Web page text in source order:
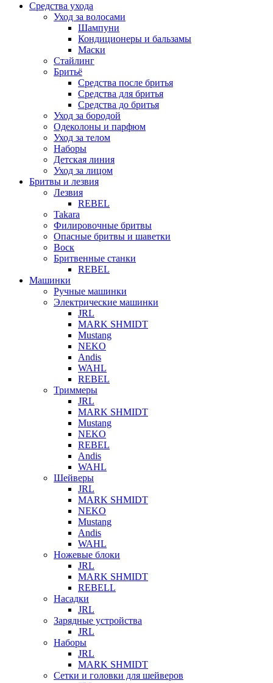
Средства ухода
Уход за волосами
Шампуни
Кондиционеры и бальзамы
Маски
Стайлинг
Бритьё
Средства после бритья
Средства для бритья
Средства до бритья
Уход за бородой
Одеколоны и парфюм
Уход за телом
Наборы
Детская линия
Уход за лицом
Бритвы и лезвия
Лезвия
REBEL
Takara
Филировочные бритвы
Опасные бритвы и шаветки
Воск
Бритвенные станки
REBEL
Машинки
Ручные машинки
Электрические машинки
JRL
MARK SHMIDT
Mustang
NEKO
Andis
WAHL
REBEL
Триммеры
JRL
MARK SHMIDT
Mustang
NEKO
REBEL
Andis
WAHL
Шейверы
JRL
MARK SHMIDT
NEKO
Mustang
Andis
WAHL
Ножевые блоки
JRL
MARK SHMIDT
REBELL
Насадки
JRL
Зарядные устройства
JRL
Наборы
JRL
MARK SHMIDT
Сетки и головки для шейверов